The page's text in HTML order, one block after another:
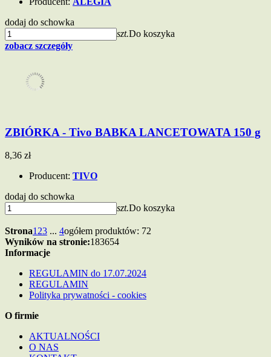
dodaj do schowka
szt.Do koszyka
zobacz szczegóły
ZBIÓRKA - Tivo BABKA LANCETOWATA 150 g
8,36 zł
Producent: TIVO
dodaj do schowka
szt.Do koszyka
Strona1 23 ... 4ogółem produktów: 72
Wyników na stronie:183654
Informacje
REGULAMIN do 17.07.2024
REGULAMIN
Polityka prywatności - cookies
O firmie
AKTUALNOŚCI
O NAS